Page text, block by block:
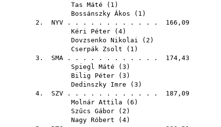
Tas Máté ( 1 )
Bossánszky Ákos ( 1 )
2. NYV . . . . . . . . . . . . 166,09
Kéri Péter ( 4)
Dovzsenko Nikolai ( 2 )
Cserpák Zsolt ( 1 )
3. SMA . . . . . . . . . . . . 174,43
Spiegl Máté ( 3 )
Bilig Péter ( 3 )
Dedinszky Imre ( 3 )
4. SZV . . . . . . . . . . . . 187,09
Molnár Attila ( 6 )
Szűcs Gábor ( 2 )
Nagy Róbert ( 4)